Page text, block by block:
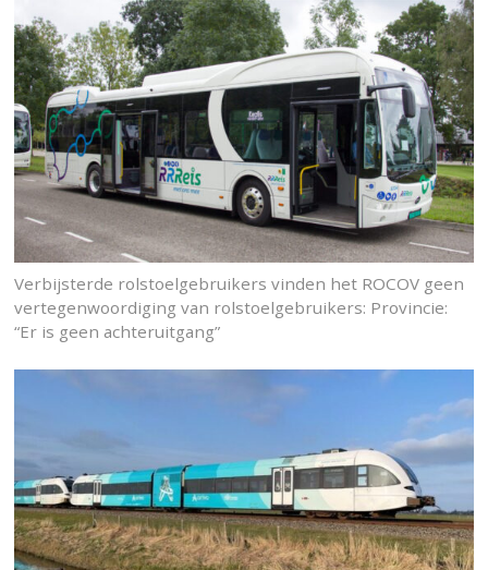
Verbijsterde rolstoelgebruikers vinden het ROCOV geen
vertegenwoordiging van rolstoelgebruikers: Provincie:
“Er is geen achteruitgang”